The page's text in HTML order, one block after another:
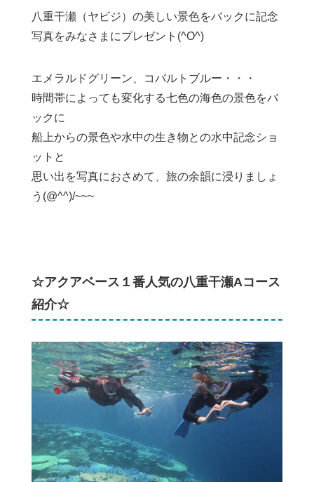
八重干瀬（ヤビジ）の美しい景色をバックに記念
写真をみなさまにプレゼント(^O^)
エメラルドグリーン、コバルトブルー・・・
時間帯によっても変化する七色の海色の景色をバ
ックに
船上からの景色や水中の生き物との水中記念ショ
ットと
思い出を写真におさめて、旅の余韻に浸りましょ
う(@^^)/~~~
☆アクアベース１番人気の八重干瀬Aコース
紹介☆